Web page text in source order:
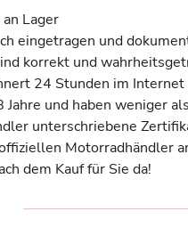
Lager
eingetragen und
korrekt und
24 Stunden im
Jahre und haben weniger
unterschriebene
Motorradhändler